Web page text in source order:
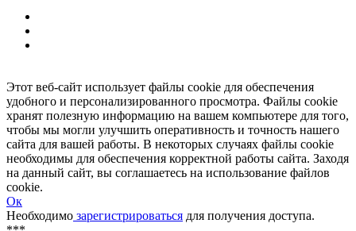
Этот веб-сайт использует файлы cookie для обеспечения
удобного и персонализированного просмотра. Файлы cookie
хранят полезную информацию на вашем компьютере для того,
чтобы мы могли улучшить оперативность и точность нашего
сайта для вашей работы. В некоторых случаях файлы cookie
необходимы для обеспечения корректной работы сайта. Заходя
на данный сайт, вы соглашаетесь на использование файлов
cookie.
Ок
Необходимо зарегистрироваться для получения доступа.